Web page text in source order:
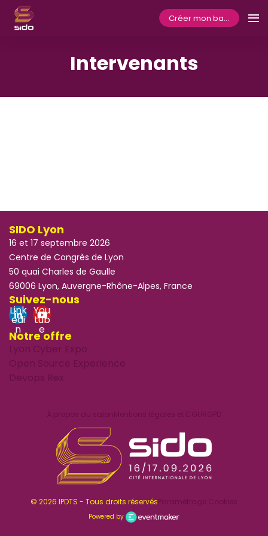
Créer mon badge
Intervenants
SIDO Lyon
16 et 17 septembre 2026
Centre de Congrès de Lyon
50 quai Charles de Gaulle
69006 Lyon, Auvergne-Rhône-Alpes, France
Suivez-nous
Link
edi
n
You
tub
e
Notre offre
Lyon Cyber Expo
Open Source Experience
Devops Rex
À propos du salonMentions légales et CGURGPD
© 2026 IPDTS - Tous droits réservésParamétrage Cookies
Powered by